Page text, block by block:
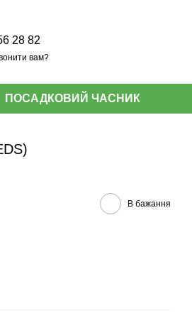
28 82
вам?
ПОСАДКОВИЙ ЧАСНИК
В бажання